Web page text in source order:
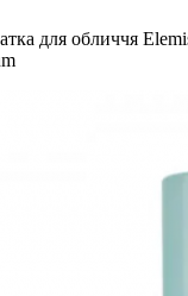
для обличчя